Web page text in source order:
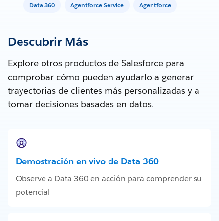
Data 360 Agentforce Service Agentforce
Descubrir Más
Explore otros productos de Salesforce para
comprobar cómo pueden ayudarlo a generar
trayectorias de clientes más personalizadas y a
tomar decisiones basadas en datos.
Demostración en vivo de Data 360
Observe a Data 360 en acción para comprender su
potencial